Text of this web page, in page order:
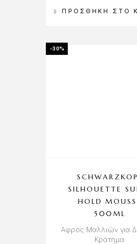
ΠΡΟΣΘΉΚΗ ΣΤΟ
-30%
SILHOUETTE
HOLD
500ML
Αφρός Μαλλιών για
Κράτημα